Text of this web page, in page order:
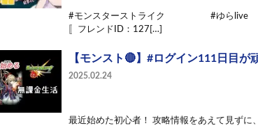
#モンスターストライク #ゆら
〚フレンドID：127[…]
【モンスト🔴】#ログイン111日目が
2025.02.24
最近始めた初心者！ 攻略情報をあえて見ず